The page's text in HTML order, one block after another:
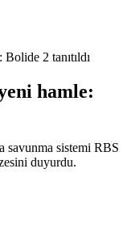
2 tanıtıldı
hamle:
savunma sistemi RBS
duyurdu.